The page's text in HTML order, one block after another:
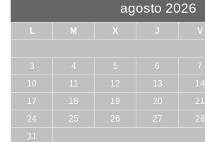
agosto 2026
L M X J V
3
4 5 6 7
10
11 12 13 14
17
18 19 20 21
24
25 26 27 28
31